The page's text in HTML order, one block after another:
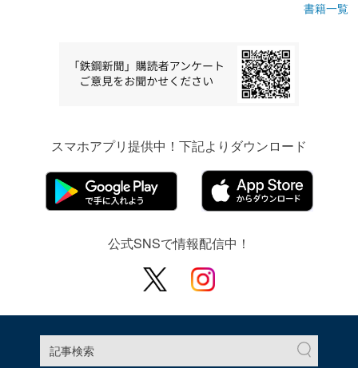
書籍一覧
スマホアプリ提供中！下記よりダウンロード
公式SNSで情報配信中！
記事検索